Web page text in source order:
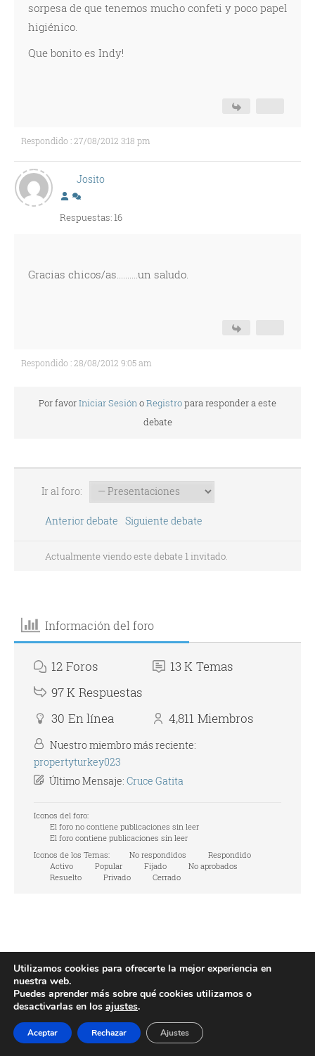
sorpesa de que tenemos mucho confeti y poco papel
higiénico.
Que bonito es Indy!
Respondido : 27/08/2012 3:18 pm
Josito
Respuestas: 16
Gracias chicos/as..........un saludo.
Respondido : 28/08/2012 9:05 am
Por favorIniciar SesiónoRegistropara responder a este
debate
Ir al foro:
Anterior debate Siguiente debate
Actualmente viendo este debate 1 invitado.
Información del foro
12 Foros 13 K Temas
97 K Respuestas
30 En línea 4,811 Miembros
Nuestro miembro más reciente:
propertyturkey023
Último Mensaje: Cruce Gatita
Iconos del foro:
El foro no contiene publicaciones sin leer
El foro contiene publicaciones sin leer
Iconos de los Temas:
No respondidos
Respondido
Activo
Popular Fijado
No aprobados
Resuelto
Privado Cerrado
Utilizamos cookies para ofrecerte la mejor experiencia en
nuestra web.
Puedes aprender más sobre qué cookies utilizamos o
desactivarlas en los ajustes.
Aceptar Rechazar Ajustes